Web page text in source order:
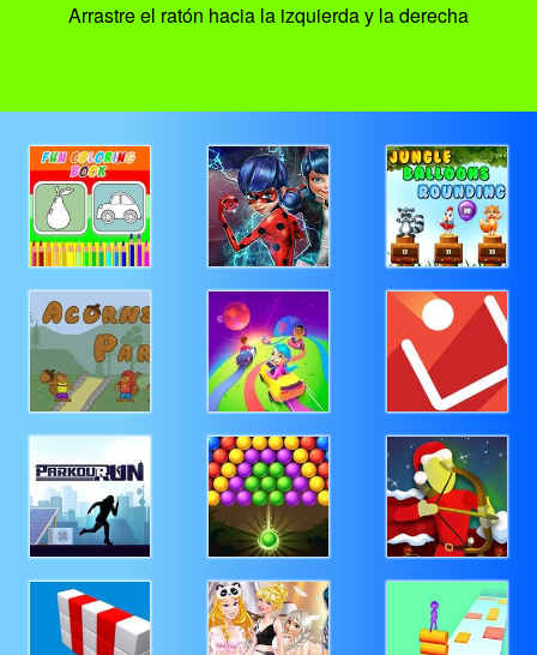
Arrastre el ratón hacia la izquierda y la derecha